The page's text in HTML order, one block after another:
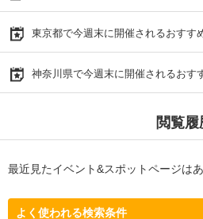
東京都で今週末に開催されるおすす
神奈川県で今週末に開催されるおす
閲覧履
最近見たイベント&スポットページはあ
よく使われる検索条件